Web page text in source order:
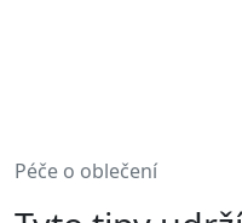
Péče o oblečení